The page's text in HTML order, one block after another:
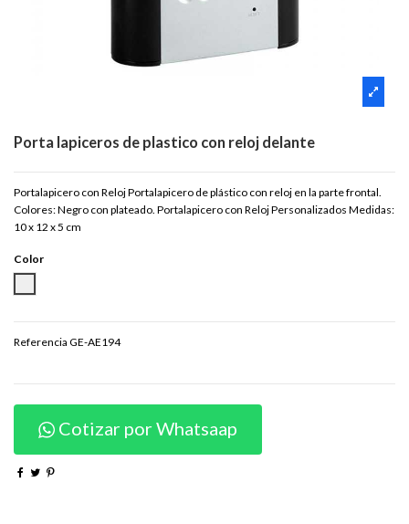
Porta lapiceros de plastico con reloj delante
Portalapicero con Reloj Portalapicero de plástico con reloj en la parte frontal.
Colores: Negro con plateado. Portalapicero con Reloj Personalizados Medidas:
10 x 12 x 5 cm
Color
Referencia GE-AE194
Cotizar por Whatsaap